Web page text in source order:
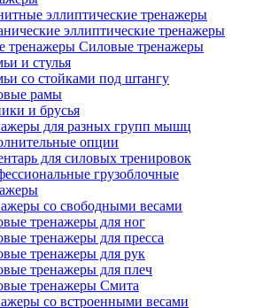
эллиптические тренажеры
эллиптические тренажеры
Силовые тренажеры
и стулья
со стойками под штангу
рамы
и брусья
для разных групп мышц
опции
для силовых тренировок
грузоблочные
со свободными весами
тренажеры для ног
тренажеры для пресса
тренажеры для рук
тренажеры для плеч
тренажеры Смита
со встроенными весами